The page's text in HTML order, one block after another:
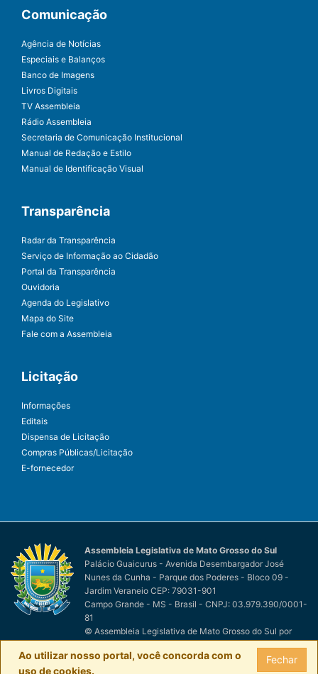
Comunicação
Agência de Notícias
Especiais e Balanços
Banco de Imagens
Livros Digitais
TV Assembleia
Rádio Assembleia
Secretaria de Comunicação Institucional
Manual de Redação e Estilo
Manual de Identificação Visual
Transparência
Radar da Transparência
Serviço de Informação ao Cidadão
Portal da Transparência
Ouvidoria
Agenda do Legislativo
Mapa do Site
Fale com a Assembleia
Licitação
Informações
Editais
Dispensa de Licitação
Compras Públicas/Licitação
E-fornecedor
Assembleia Legislativa de Mato Grosso do Sul
Palácio Guaicurus - Avenida Desembargador José
Nunes da Cunha - Parque dos Poderes - Bloco 09 -
Jardim Veraneio CEP: 79031-901
Campo Grande - MS - Brasil - CNPJ: 03.979.390/0001-
81
© Assembleia Legislativa de Mato Grosso do Sul por
Fechar
Ao utilizar nosso portal, você concorda com o
uso de cookies.